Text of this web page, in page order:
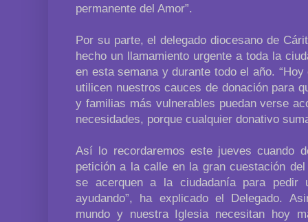
permanente del Amor”.
Por su parte, el delegado diocesano de
hecho un llamamiento urgente a toda la
en esta semana y durante todo el año.
utilicen nuestros cauces de donación para
y familias más vulnerables puedan verse
necesidades, porque cualquier donativo
Así lo recordaremos este jueves cuando
petición a la calle en la gran cuestación
se acerquen a la ciudadanía para pedir
ayudando”, ha explicado el Delegado.
mundo y nuestra Iglesia necesitan hoy